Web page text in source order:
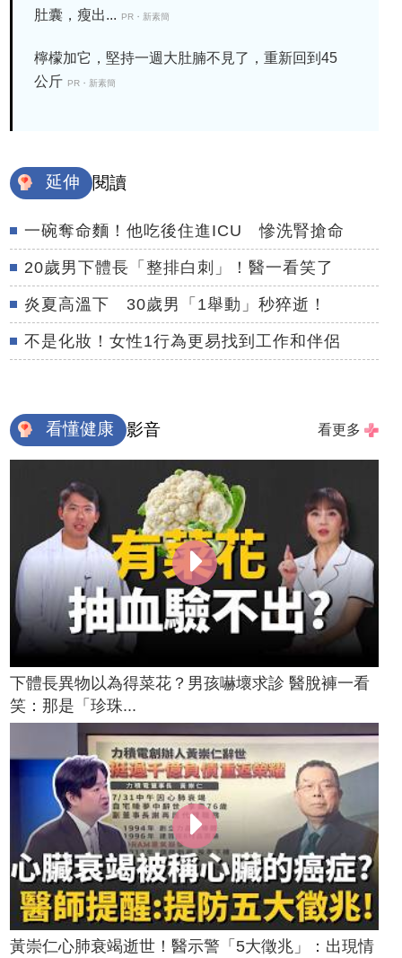
肚囊，瘦出...
PR・新素簡
檸檬加它，堅持一週大肚腩不見了，重新回到45
公斤 PR・新素簡
延伸 閱讀
一碗奪命麵！他吃後住進ICU 慘洗腎搶命
20歲男下體長「整排白刺」！醫一看笑了
炎夏高溫下 30歲男「1舉動」秒猝逝！
不是化妝！女性1行為更易找到工作和伴侶
看懂健康 影音 看更多
下體長異物以為得菜花？男孩嚇壞求診 醫脫褲一看
笑：那是「珍珠...
黃崇仁心肺衰竭逝世！醫示警「5大徵兆」：出現情